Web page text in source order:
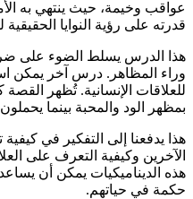
عواقب وخيمة، حيث ينتهي به
قدرته على رؤية النوايا الحقيقية
هذا الدرس يسلط الضوء على
وراء المظاهر. درس آخر يمكن
للعلاقات الإنسانية. تُظهر
بمظهر الود والمحبة بينما يحملون
هذا يدفعنا إلى التفكير في كيفية
الآخرين وكيفية التعرف على
هذه الديناميكيات يمكن أن
حكمة في حياتهم.